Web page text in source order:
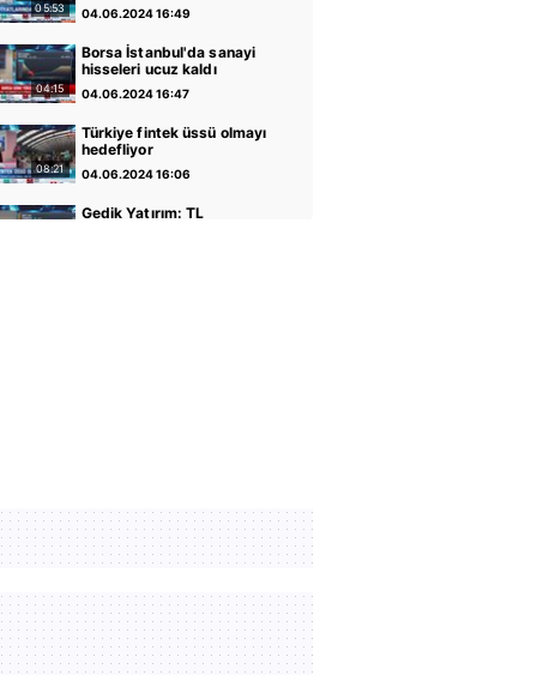
05:53 04.06.2024 16:49
04:15
Borsa İstanbul'da sanayi
hisseleri ucuz kaldı
04.06.2024 16:47
08:21
Türkiye fintek üssü olmayı
hedefliyor
04.06.2024 16:06
Gedik Yatırım: TL
İnfo Yatırım: Ons altın için
2400 seviyesi önemli
35:30
TCMB Başkanı Fatih
Karahan: Parasal sıkılığı
koruyacağız
08.02.2024 11:36